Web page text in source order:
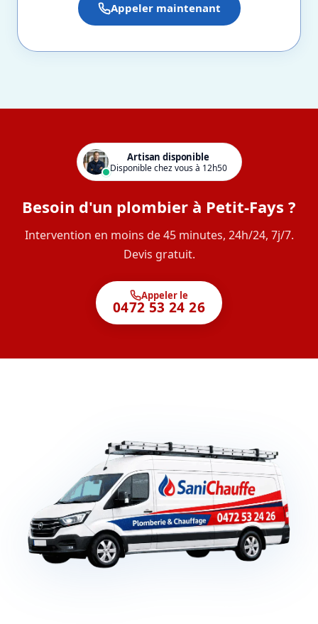
Appeler maintenant
Artisan disponible
Disponible chez vous à 12h50
Besoin d'un plombier à Petit-Fays ?
Intervention en moins de 45 minutes, 24h/24, 7j/7.
Devis gratuit.
Appeler le
0472 53 24 26